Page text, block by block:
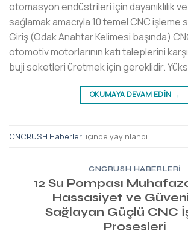
otomasyon endüstrileri için dayanıklılık
sağlamak amacıyla 10 temel CNC işleme
Giriş (Odak Anahtar Kelimesi başında)
otomotiv motorlarının katı taleplerini
buji soketleri üretmek için gereklidir.
OKUMAYA DEVAM EDIN →
CNCRUSH Haberleri içinde yayınlandı
CNCRUSH HABERLERI
12 Su Pompası
Hassasiyet ve
Sağlayan Güçlü CNC
Prosesleri